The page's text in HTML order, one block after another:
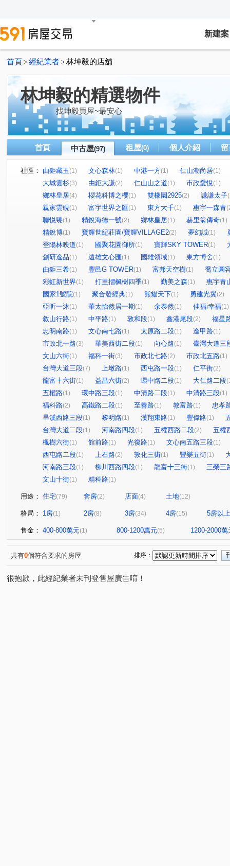
新建案
首頁 > 經紀業者 > 林坤毅的店舖
林坤毅的精選物件
找坤毅買屋~最安心
首頁 中古屋(97) 租屋(0) 個人介紹
社區： 由鉅藏玉(1) 文心森林(1) 中港一方(1) 仁山潮尚居(1)
大城雲杉(3) 由鉅大謙(2) 仁山山之道(1) 市政愛悅(1)
鄉林皇居(4) 櫻花科博之櫻(1) 雙橡園2925(2) 謙謙太子
親家雲硯(1) 富宇世界之匯(1) 東方大千(1) 惠宇一森青
聯悦臻(1) 精銳海德一號(2) 鄉林皇居(1) 赫里翁傳奇(1)
精銳博(1) 寶輝世紀莊園/寶輝VILLAGE2(2) 夢幻誠(1)
登陽林映道(1) 國聚花園御所(1) 寶輝SKY TOWER(1)
創研逸品(1) 遠雄文心匯(1) 國雄領域(1) 東方博舍(1)
由鉅三希(1) 豐邑G TOWER(1) 富邦天空樹(1)
喬立圓
彩虹新世界(1) 打里摺楓樹四季(1) 勤美之森(1)
惠宇青
國家1號院(1) 聚合發經典(1) 熊貓天下(1) 勇建光翼(2)
亞昕一沐(1) 華太怡然居一期(1) 余泰然(1) 佳福i幸福(1)
敘山行路(1) 中平路(1) 敦和段(1) 鑫港尾段(2)
福星
忠明南路(1) 文心南七路(1) 太原路二段(1) 逢甲路(1)
市政北一路(3) 華美西街二段(1) 向心路(1)
臺灣大道三
文山六街(1) 福科一街(3) 市政北七路(2) 市政北五路(1)
台灣大道三段(7) 上墩路(1) 西屯路一段(1) 仁平街(2)
龍富十六街(1) 益昌六街(2) 環中路二段(1) 大仁路二段
五權路(1) 環中路三段(1) 中清路二段(1) 中清路三段(1)
福科路(2) 高鐵路二段(1) 至善路(1) 敦富路(1)
忠孝
旱溪西路三段(1) 黎明路(1) 漢翔東路(1) 豐偉路(1)
台灣大道二段(1) 河南路四段(1) 五權西路二段(2)
五權
楓樹六街(1) 館前路(1) 光復路(1) 文心南五路三段(1)
西屯路二段(1) 上石路(2) 敦化三街(1) 豐樂五街(1)
河南路三段(1) 柳川西路四段(1) 龍富十三街(1)
三榮三
文山十街(1) 精科路(1)
用途： 住宅(79) 套房(2) 店面(4) 土地(12)
格局： 1房(1) 2房(8) 3房(34) 4房(15) 5房以上
售金： 400-800萬元(1) 800-1200萬元(5) 1200-2000萬
共有0個符合要求的房屋 排序：
很抱歉，此經紀業者未刊登售屋廣告唷！